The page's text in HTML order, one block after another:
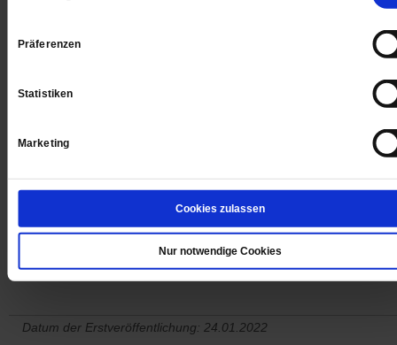
Präferenzen
Statistiken
Marketing
Cookies zulassen
Nur notwendige Cookies
Sie haben bereits ein -Abo? Hier anmelden
Datum der Erstveröffentlichung: 24.01.2022